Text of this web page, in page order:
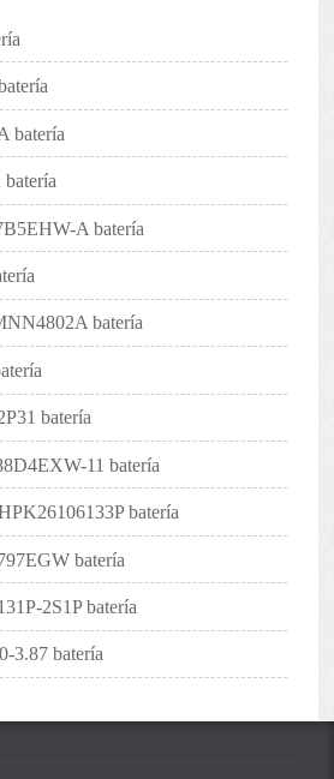
batería
A batería
batería
batería
11 batería
batería
batería
2S1P batería
3.87 batería